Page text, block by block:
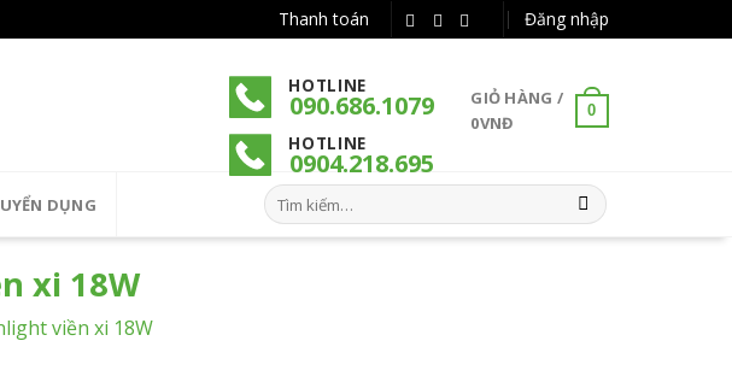
Thanh toán Đăng nhập
HOTLINE
090.686.1079
HOTLINE
0904.218.695
GIỎ HÀNG /
0VNĐ
0
DỤNG
Tìm
kiếm:
xi 18W
viền xi 18W